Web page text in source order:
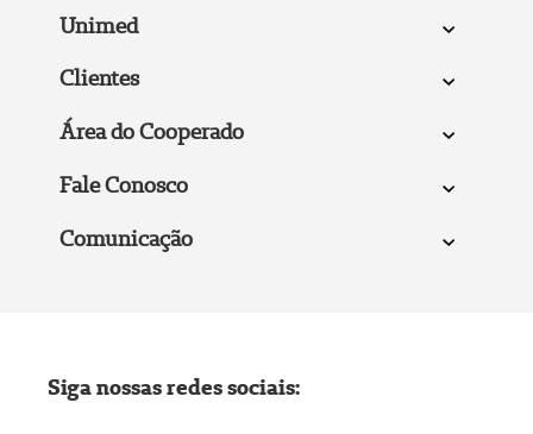
Unimed
Clientes
Área do Cooperado
Fale Conosco
Comunicação
Siga nossas redes sociais: